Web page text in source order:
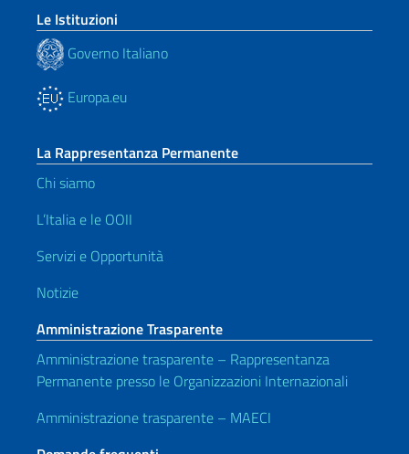
Le Istituzioni
Governo Italiano
Europa.eu
La Rappresentanza Permanente
Chi siamo
L’Italia e le OOII
Servizi e Opportunità
Notizie
Amministrazione Trasparente
Amministrazione trasparente – Rappresentanza
Permanente presso le Organizzazioni Internazionali
Amministrazione trasparente – MAECI